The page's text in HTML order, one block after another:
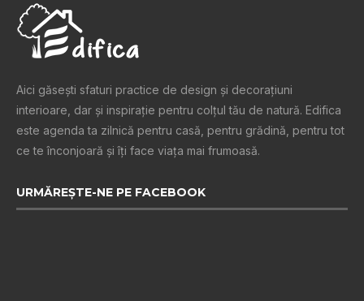
Aici găsești sfaturi practice de design şi decoraţiuni
interioare, dar și inspiraţie pentru colţul tău de natură. Edifica
este agenda ta zilnică pentru casă, pentru grădină, pentru tot
ce te înconjoară şi îţi face viaţa mai frumoasă.
URMĂREȘTE-NE PE FACEBOOK